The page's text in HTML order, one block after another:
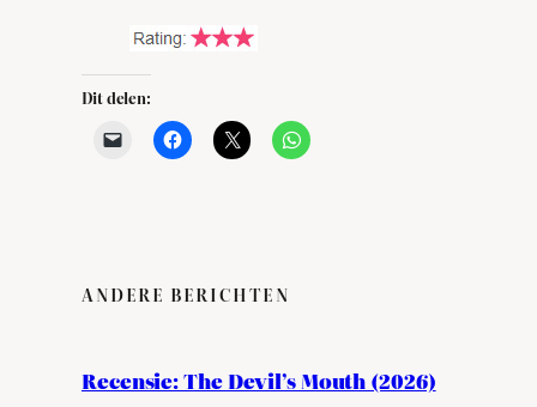
Dit delen:
ANDERE BERICHTEN
Recensie: The Devil’s Mouth (2026)